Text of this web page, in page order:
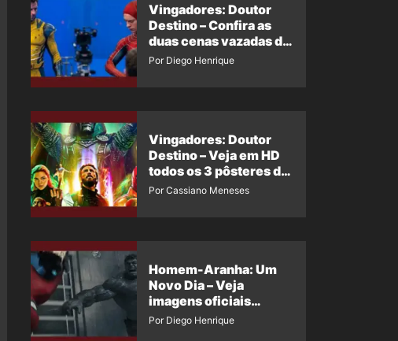
Vingadores: Doutor
Destino – Confira as
duas cenas vazadas do
Wolverine e o Homem-
Por Diego Henrique
Vingadores: Doutor
Destino – Veja em HD
todos os 3 pôsteres de
‘Doomsday’ + 1 imagem
Por Cassiano Meneses
Homem-Aranha: Um
Novo Dia – Veja
imagens oficiais
descartadas do Hulk
Por Diego Henrique